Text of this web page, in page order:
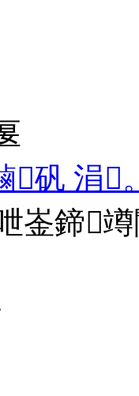
矾 涓
崟鍗